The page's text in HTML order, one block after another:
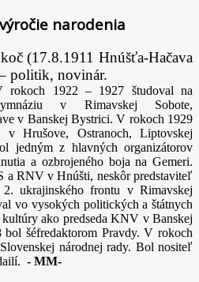
narodenia
(17.8.1911 Hnúšťa-Hačava
politik, novinár.
rokoch 1922 – 1927 študoval na
v Rimavskej Sobote,
v Banskej Bystrici. V rokoch 1929
Hrušove, Ostranoch, Liptovskej
jedným z hlavných organizátorov
a ozbrojeného boja na Gemeri.
a RNV v Hnúšti, neskôr predstaviteľ
ukrajinského frontu v Rimavskej
vo vysokých politických a štátnych
ako predseda KNV v Banskej
šéfredaktorom Pravdy. V rokoch
národnej rady. Bol nositeľ
- MM-